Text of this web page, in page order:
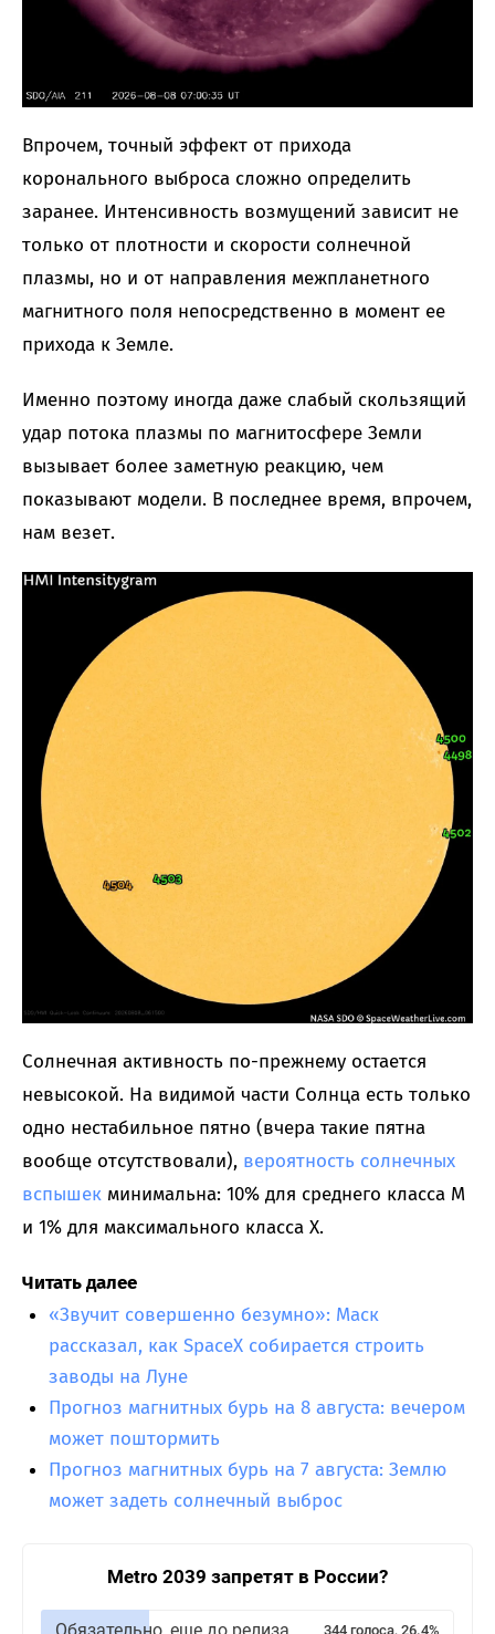
Впрочем, точный эффект от прихода
коронального выброса сложно определить
заранее. Интенсивность возмущений зависит не
только от плотности и скорости солнечной
плазмы, но и от направления межпланетного
магнитного поля непосредственно в момент ее
прихода к Земле.
Именно поэтому иногда даже слабый скользящий
удар потока плазмы по магнитосфере Земли
вызывает более заметную реакцию, чем
показывают модели. В последнее время, впрочем,
нам везет.
Солнечная активность по-прежнему остается
невысокой. На видимой части Солнца есть только
одно нестабильное пятно (вчера такие пятна
вообще отсутствовали), вероятность солнечных
вспышек минимальна: 10% для среднего класса M
и 1% для максимального класса X.
Читать далее
«Звучит совершенно безумно»: Маск
рассказал, как SpaceX собирается строить
заводы на Луне
Прогноз магнитных бурь на 8 августа: вечером
может поштормить
Прогноз магнитных бурь на 7 августа: Землю
может задеть солнечный выброс
Metro 2039 запретят в России?
344 голоса, 26.4%